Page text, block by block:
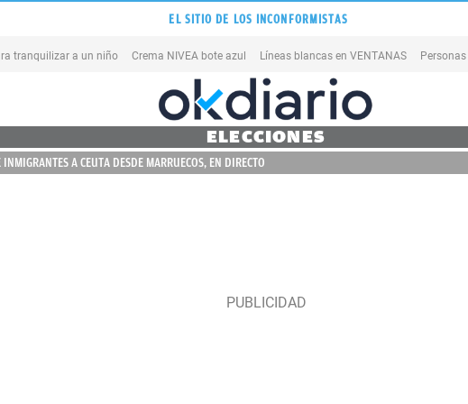
EL SITIO DE LOS INCONFORMISTAS
tranquilizar a un niño Crema NIVEA bote azul Líneas blancas en VENTANAS Personas
ELECCIONES
A CEUTA DESDE MARRUECOS, EN DIRECTO